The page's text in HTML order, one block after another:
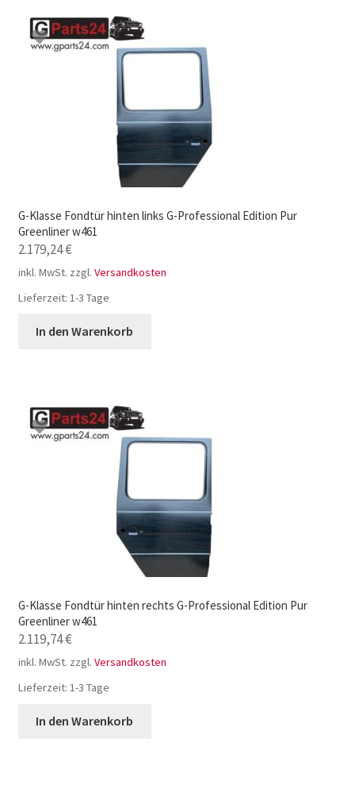
G-Klasse Fondtür hinten links G-Professional Edition Pur
Greenliner w461
2.179,24€
inkl. MwSt. zzgl. Versandkosten
Lieferzeit: 1-3 Tage
In den Warenkorb
G-Klasse Fondtür hinten rechts G-Professional Edition Pur
Greenliner w461
2.119,74€
inkl. MwSt. zzgl. Versandkosten
Lieferzeit: 1-3 Tage
In den Warenkorb